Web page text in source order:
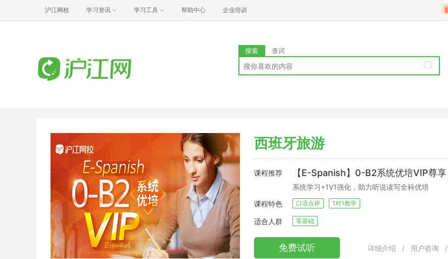
沪江网校 学习资讯 学习工具 帮助中心 企业培训
搜索 查词
西班牙旅游
课程推荐 【E-Spanish】0-B2系统优培VIP尊享
系统学习+1V1强化，助力听说读写全科优培
课程特色
口语点评 1对1教学
适合人群 零基础
免费试听 详细介绍 / 用户咨询 /